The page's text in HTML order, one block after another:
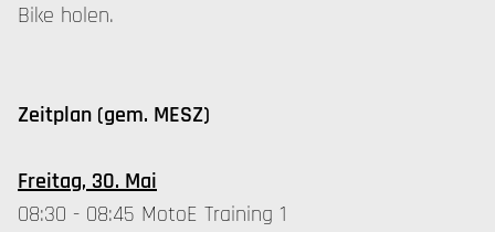
Bike holen.
Zeitplan (gem. MESZ)
Freitag, 30. Mai
08:30 - 08:45 MotoE Training 1